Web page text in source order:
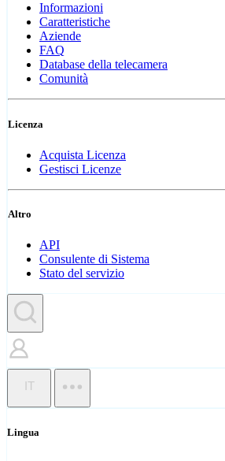
Informazioni
Caratteristiche
Aziende
FAQ
Database della telecamera
Comunità
Licenza
Acquista Licenza
Gestisci Licenze
Altro
API
Consulente di Sistema
Stato del servizio
IT
Lingua